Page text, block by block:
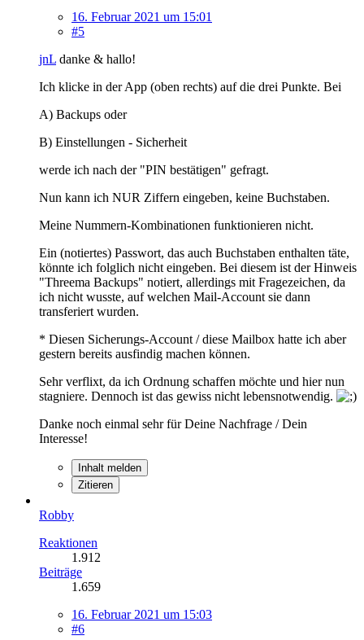
16. Februar 2021 um 15:01
#5
jnL danke & hallo!
Ich klicke in der App (oben rechts) auf die drei Punkte. Bei
A) Backups oder
B) Einstellungen - Sicherheit
werde ich nach der "PIN bestätigen" gefragt.
Nun kann ich NUR Ziffern eingeben, keine Buchstaben.
Meine Nummern-Kombinationen funktionieren nicht.
Ein (notiertes) Passwort, das auch Buchstaben enthalten täte,
könnte ich folglich nicht eingeben. Bei diesem ist der Hinweis
"Threema Backups" notiert, allerdings mit Fragezeichen, da
ich nicht wusste, auf welchen Mail-Account sie dann
transferiert wurden.
* Diesen Sicherungs-Account / diese Mailbox hatte ich aber
gestern bereits ausfindig machen können.
Sehr verflixt, da ich Ordnung schaffen möchte und hier nun
stagniere. Dennoch ist das gewiss nicht lebensnotwendig.
Danke noch einmal sehr für Deine Nachfrage / Dein
Interesse!
Inhalt melden
Zitieren
Robby
Reaktionen
1.912
Beiträge
1.659
16. Februar 2021 um 15:03
#6